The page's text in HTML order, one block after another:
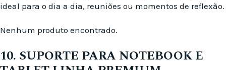
ideal para o dia a dia, reuniões ou momentos de reflexão.
Nenhum produto encontrado.
10. SUPORTE PARA NOTEBOOK E